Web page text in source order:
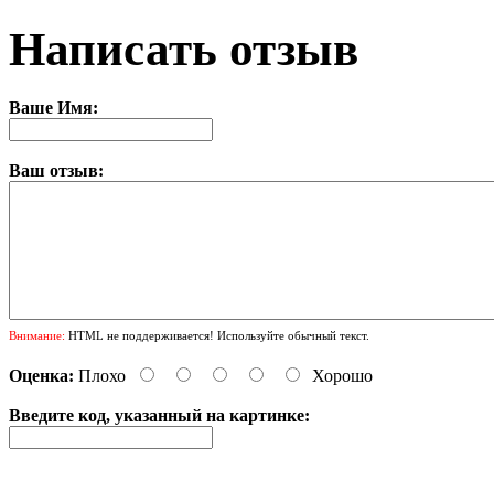
Написать отзыв
Ваше Имя:
Ваш отзыв:
Внимание: HTML не поддерживается! Используйте обычный текст.
Оценка: Плохо Хорошо
Введите код, указанный на картинке: